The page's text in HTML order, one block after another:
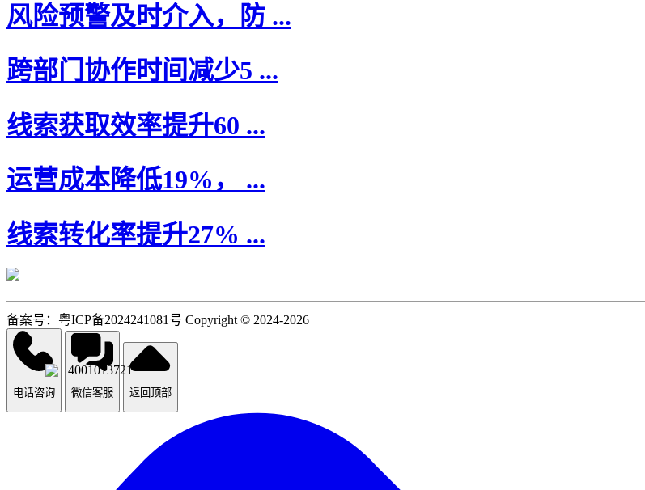
风险预警及时介入，防 ...
跨部门协作时间减少5 ...
线索获取效率提升60 ...
运营成本降低19%， ...
线索转化率提升27% ...
备案号：粤ICP备2024241081号 Copyright © 2024-2026
电话咨询
4001013721
微信客服 返回顶部